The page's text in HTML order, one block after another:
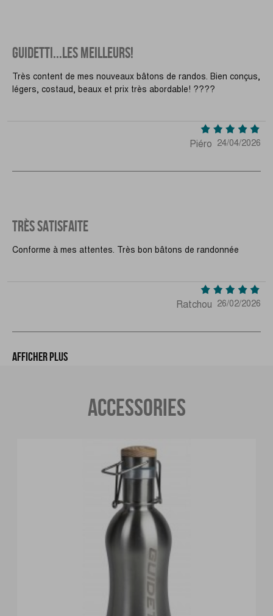
GUIDETTI...LES MEILLEURS!
Très content de mes nouveaux bâtons de randos. Bien conçus,
légers, costaud, beaux et prix très abordable! ????
Piéro 24/04/2026
TRÈS SATISFAITE
Conforme à mes attentes. Très bon bâtons de randonnée
Ratchou 26/02/2026
Afficher plus
ACCESSORIES